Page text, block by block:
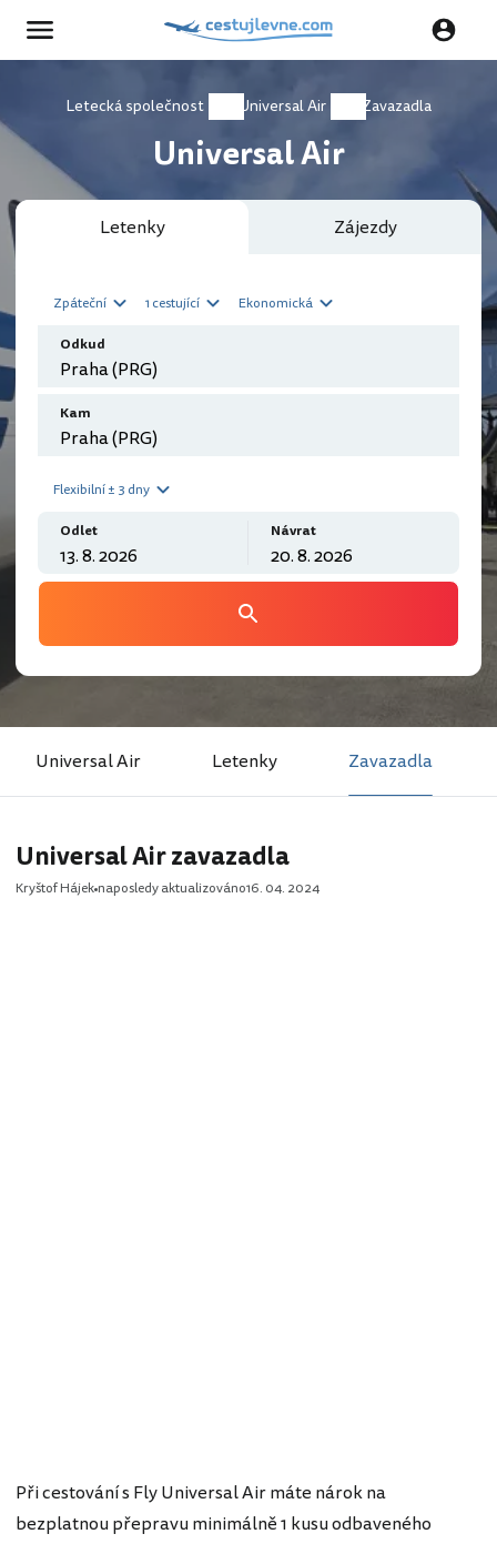
Letecká společnost Universal Air Zavazadla
Universal Air
Letenky Zájezdy
Zpáteční 1 cestující Ekonomická
Odkud
Kam
Flexibilní ± 3 dny
Odlet Návrat
Universal Air Letenky Zavazadla
Universal Air zavazadla
Kryštof Hájek naposledy aktualizováno16. 04. 2024
Při cestování s Fly Universal Air máte nárok na
bezplatnou přepravu minimálně 1 kusu odbaveného